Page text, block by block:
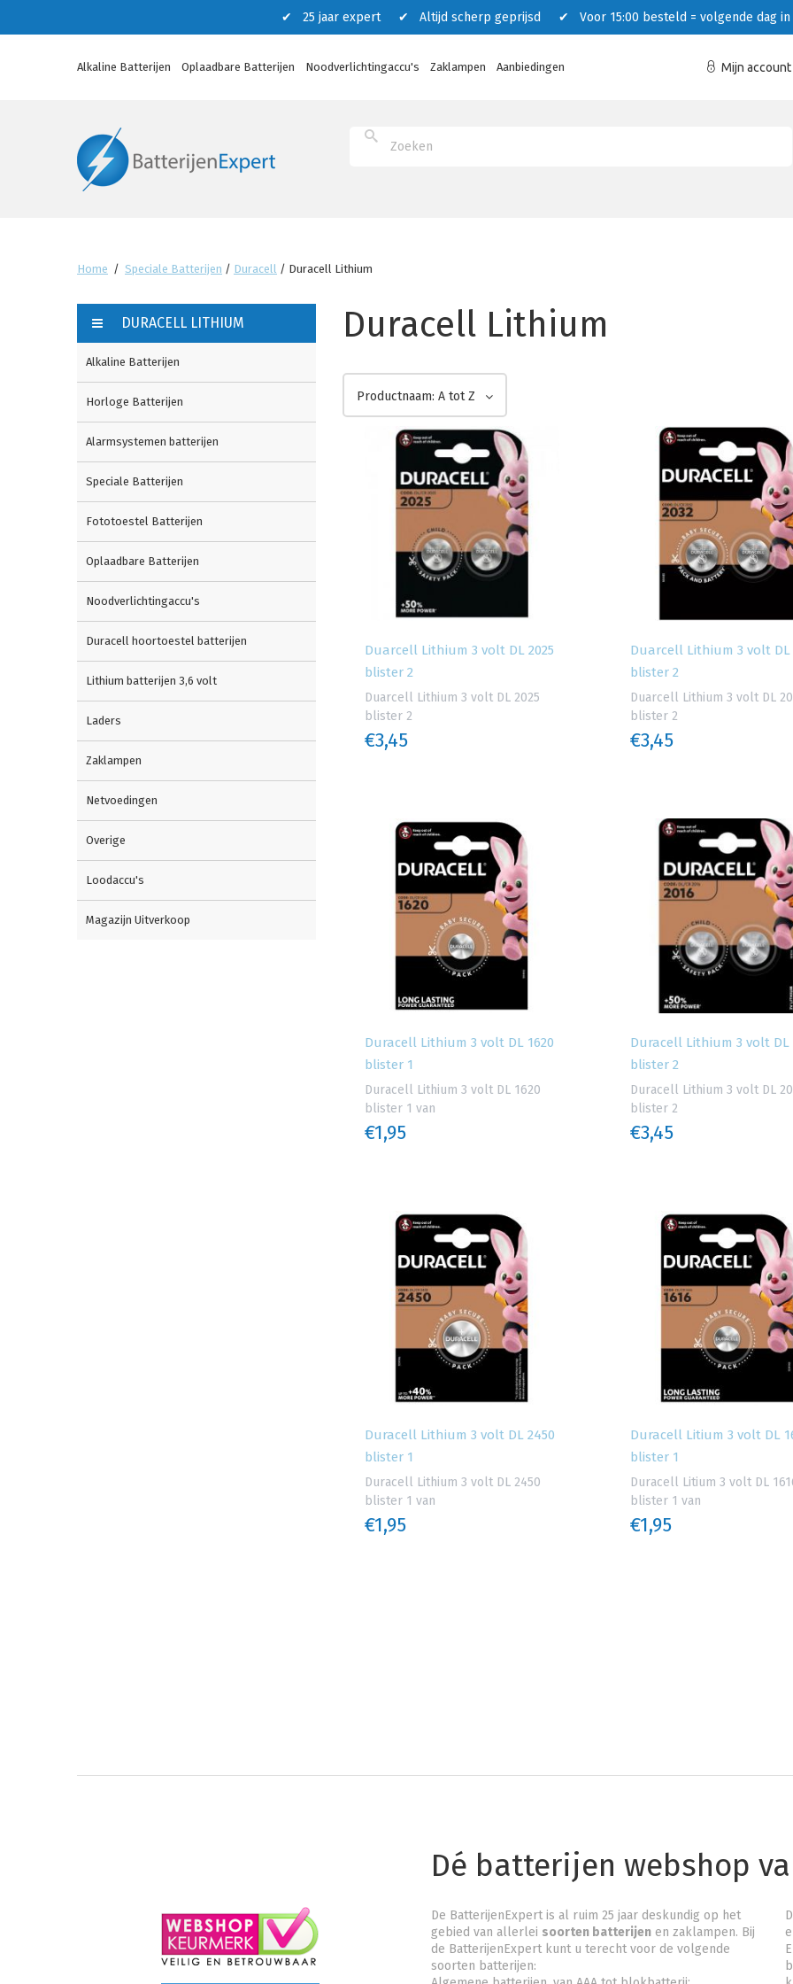
✔ 25 jaar expert ✔ Altijd scherp geprijsd ✔ Voor 15:00 besteld = volgende dag in
Alkaline Batterijen Oplaadbare Batterijen Noodverlichtingaccu's Zaklampen Aanbiedingen Mijn account
Home / Speciale Batterijen / Duracell / Duracell Lithium
DURACELL LITHIUM
Alkaline Batterijen
Horloge Batterijen
Alarmsystemen batterijen
Speciale Batterijen
Fototoestel Batterijen
Oplaadbare Batterijen
Noodverlichtingaccu's
Duracell hoortoestel batterijen
Lithium batterijen 3,6 volt
Laders
Zaklampen
Netvoedingen
Overige
Loodaccu's
Magazijn Uitverkoop
Duracell Lithium
Productnaam: A tot Z
Duarcell Lithium 3 volt DL 2025
blister 2
Duarcell Lithium 3 volt DL 2025
blister 2
€3,45
Duarcell Lithium 3 volt DL
blister 2
Duarcell Lithium 3 volt DL
blister 2
€3,45
Duracell Lithium 3 volt DL 1620
blister 1
Duracell Lithium 3 volt DL 1620
blister 1 van
€1,95
Duracell Lithium 3 volt DL
blister 2
Duracell Lithium 3 volt DL
blister 2
€3,45
Duracell Lithium 3 volt DL 2450
blister 1
Duracell Lithium 3 volt DL 2450
blister 1 van
€1,95
Duracell Litium 3 volt DL
blister 1
Duracell Litium 3 volt DL
blister 1 van
€1,95
Dé batterijen webshop
De BatterijenExpert is al ruim 25 jaar deskundig op het
gebied van allerlei soorten batterijenen zaklampen. Bij
de BatterijenExpert kunt u terecht voor de volgende
soorten batterijen: